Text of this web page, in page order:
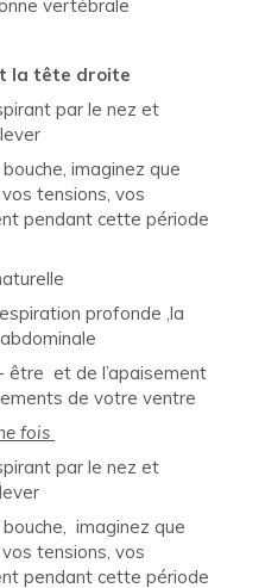
vertébrale
la tête droite
par le nez et
imaginez que
tensions, vos
pendant cette période
profonde ,la
être et de l’apaisement
de votre ventre
fois
par le nez et
imaginez que
tensions, vos
pendant cette période